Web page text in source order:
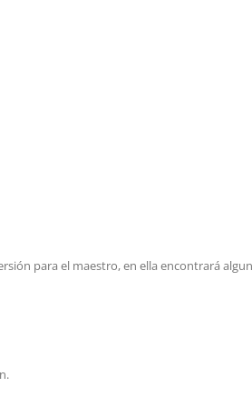
para el maestro, en ella encontrará